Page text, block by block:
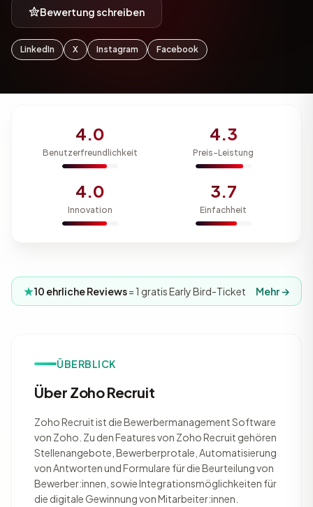
Bewertung schreiben
LinkedIn X Instagram Facebook
4.0
Benutzerfreundlichkeit
4.3
Preis-Leistung
4.0
Innovation
3.7
Einfachheit
10 ehrliche Reviews= 1 gratis Early Bird-Ticket Mehr →
ÜBERBLICK
Über Zoho Recruit
Zoho Recruit ist die Bewerbermanagement Software
von Zoho. Zu den Features von Zoho Recruit gehören
Stellenangebote, Bewerberprotale, Automatisierung
von Antworten und Formulare für die Beurteilung von
Bewerber:innen, sowie Integrationsmöglichkeiten für
die digitale Gewinnung von Mitarbeiter:innen.